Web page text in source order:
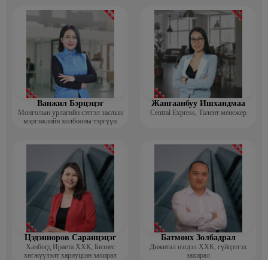
Ванжил Бэрцэцэг
Монголын урлагийн сэтгэл заслын
мэргэжлийн холбооны тэргүүн
Жангаанбуу Ишхандмаа
Central Express, Талент менежер
Цэдэнноров Саранцэцэг
Ханбогд Ираета ХХК, Бизнес
хөгжүүлэлт хариуцсан захирал
Батмөнх Золбадрал
Дижитал нэгдэл ХХК, гүйцэтгэх
захирал